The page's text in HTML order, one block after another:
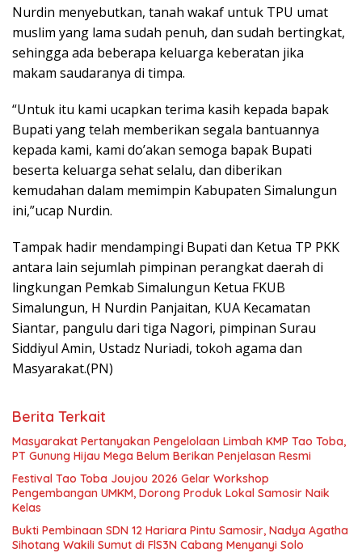
Nurdin menyebutkan, tanah wakaf untuk TPU umat
muslim yang lama sudah penuh, dan sudah bertingkat,
sehingga ada beberapa keluarga keberatan jika
makam saudaranya di timpa.
“Untuk itu kami ucapkan terima kasih kepada bapak
Bupati yang telah memberikan segala bantuannya
kepada kami, kami do’akan semoga bapak Bupati
beserta keluarga sehat selalu, dan diberikan
kemudahan dalam memimpin Kabupaten Simalungun
ini,”ucap Nurdin.
Tampak hadir mendampingi Bupati dan Ketua TP PKK
antara lain sejumlah pimpinan perangkat daerah di
lingkungan Pemkab Simalungun Ketua FKUB
Simalungun, H Nurdin Panjaitan, KUA Kecamatan
Siantar, pangulu dari tiga Nagori, pimpinan Surau
Siddiyul Amin, Ustadz Nuriadi, tokoh agama dan
Masyarakat.(PN)
Berita Terkait
Masyarakat Pertanyakan Pengelolaan Limbah KMP Tao Toba,
PT Gunung Hijau Mega Belum Berikan Penjelasan Resmi
Festival Tao Toba Joujou 2026 Gelar Workshop
Pengembangan UMKM, Dorong Produk Lokal Samosir Naik
Kelas
Bukti Pembinaan SDN 12 Hariara Pintu Samosir, Nadya Agatha
Sihotang Wakili Sumut di FlS3N Cabang Menyanyi Solo